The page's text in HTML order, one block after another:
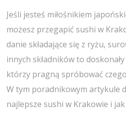
Jeśli jesteś miłośnikiem
możesz przegapić sushi w
danie składające się z ryżu,
innych składników to
którzy pragną spróbować
W tym poradnikowym artykule
najlepsze sushi w Krakowie i